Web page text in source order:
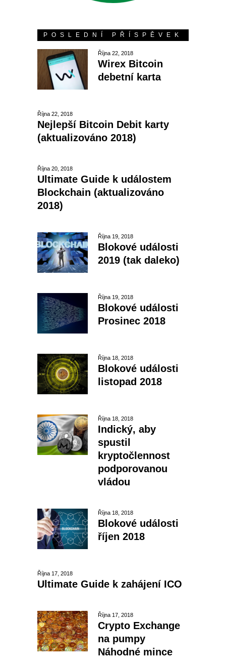
POSLEDNÍ PŘÍSPĚVEK
Října 22, 2018
Wirex Bitcoin
debetní karta
Října 22, 2018
Nejlepší Bitcoin Debit karty
(aktualizováno 2018)
Října 20, 2018
Ultimate Guide k událostem
Blockchain (aktualizováno
2018)
Října 19, 2018
Blokové události
2019 (tak daleko)
Října 19, 2018
Blokové události
Prosinec 2018
Října 18, 2018
Blokové události
listopad 2018
Října 18, 2018
Indický, aby
spustil
kryptočlennost
podporovanou
vládou
Října 18, 2018
Blokové události
říjen 2018
Října 17, 2018
Ultimate Guide k zahájení ICO
Října 17, 2018
Crypto Exchange
na pumpy
Náhodné mince